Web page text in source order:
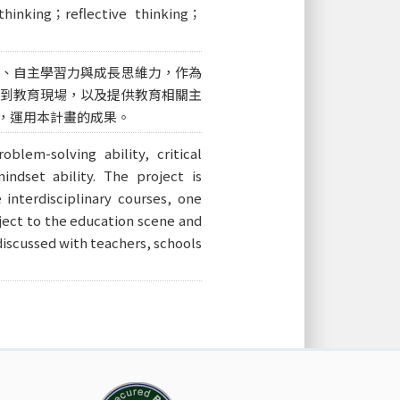
；reflective thinking；
自主學習力與成長思維力，作為
教育現場，以及提供教育相關主
運用本計畫的成果。
solving ability, critical
ability. The project is
courses, one
to the education scene and
with teachers, schools